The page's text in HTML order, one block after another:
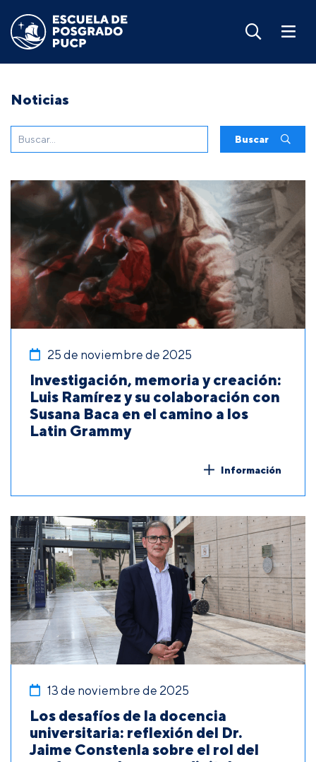
Noticias
Buscar
25 de noviembre de 2025
Investigación, memoria y creación:
Luis Ramírez y su colaboración con
Susana Baca en el camino a los
Latin Grammy
Información
13 de noviembre de 2025
Los desafíos de la docencia
universitaria: reflexión del Dr.
Jaime Constenla sobre el rol del